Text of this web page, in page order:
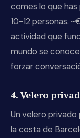
comes lo que
10-12 personas.
actividad que
mundo se
forzar
4. Velero
Un velero
la costa de